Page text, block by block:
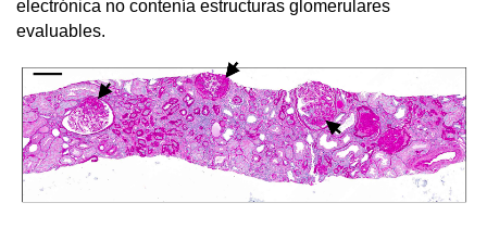
electrónica no contenía estructuras glomerulares
evaluables.